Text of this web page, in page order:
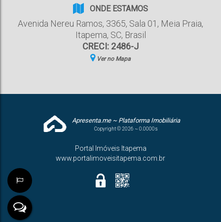
ONDE ESTAMOS
Avenida Nereu Ramos, 3365, Sala 01 , Meia Praia,
Itapema, SC, Brasil
CRECI: 2486-J
Ver no Mapa
Apresenta.me ~ Plataforma Imobiliária
Copyright © 2026 ~ 0.0000s
Portal Imóveis Itapema
www.portalimoveisitapema.com.br